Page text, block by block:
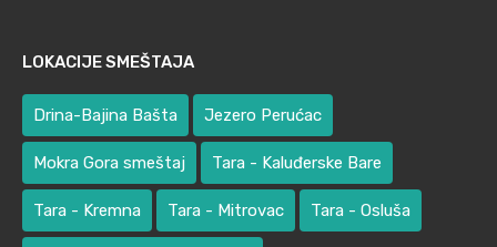
LOKACIJE SMEŠTAJA
Drina-Bajina Bašta Jezero Perućac
Mokra Gora smeštaj Tara - Kaluđerske Bare
Tara - Kremna Tara - Mitrovac Tara - Osluša